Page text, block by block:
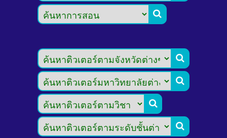




